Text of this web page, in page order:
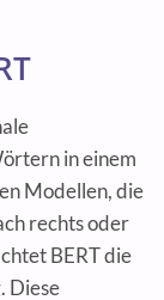
in einem
Modellen, die
rechts oder
BERT die
Diese